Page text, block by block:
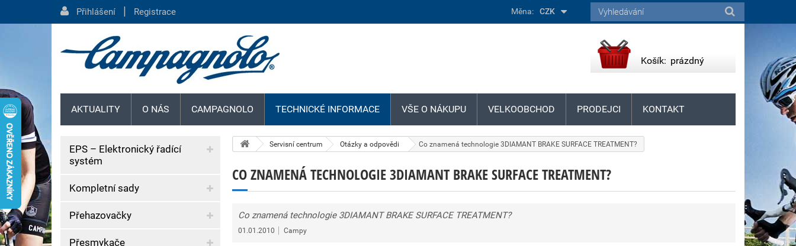
Servisní centrum Otázky a odpovědi Co znamená technologie 3DIAMANT BRAKE SURFACE TREATMENT?
CO ZNAMENÁ TECHNOLOGIE 3DIAMANT BRAKE SURFACE TREATMENT?
Co znamená technologie 3DIAMANT BRAKE SURFACE TREATMENT?
01.01.2010 Campy
EPS – Elektronický řadící
systém
Kompletní sady
Přehazovačky
Přesmykače
Přihlášení | Registrace Měna: CZK
Košík: prázdný
AKTUALITY O NÁS CAMPAGNOLO TECHNICKÉ INFORMACE VŠE O NÁKUPU VELKOOBCHOD PRODEJCI KONTAKT